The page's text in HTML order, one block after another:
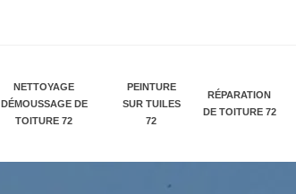
NETTOYAGE
DÉMOUSSAGE DE
TOITURE 72
PEINTURE
SUR TUILES
72
RÉPARATION
DE TOITURE 72